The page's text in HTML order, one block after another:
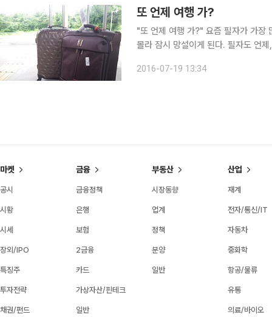
또 언제 여행 가?
"또 언제 여행 가?" 요즘 필자가 가장
몰라 잠시 망설이게 된다. 필자도 언
해 블로거들을 모아 여행을 시켜주는
2016-07-19 13:34
마켓
공시
시황
시세
장외/IPO
특징주
투자전략
채권/펀드
금융
금융정책
은행
보험
2금융
카드
가상자산/핀테크
일반
부동산
시장동향
업계
정책
분양
일반
산업
재계
전자/통신/IT
자동차
중화학
항공/물류
유통
의료/바이오